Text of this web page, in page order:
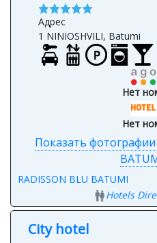
Адрес
1 NINIOSHVILI, Batumi
Нет
Нет
Показать фотографии
RADISSON BLU BATUMI
Hotels
City hotel